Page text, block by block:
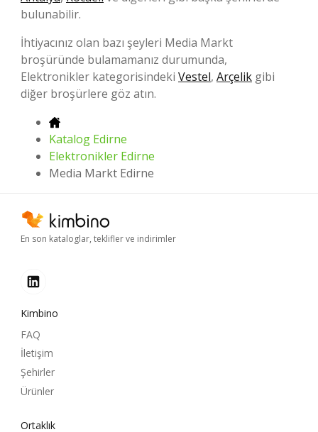
bulunabilir.
İhtiyacınız olan bazı şeyleri Media Markt
broşüründe bulamamanız durumunda,
Elektronikler kategorisindeki Vestel, Arçelik gibi
diğer broşürlere göz atın.
Katalog Edirne
Elektronikler Edirne
Media Markt Edirne
En son kataloglar, teklifler ve indirimler
Kimbino
FAQ
İletişim
Şehirler
Ürünler
Ortaklık